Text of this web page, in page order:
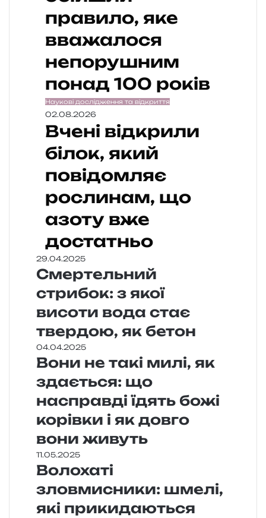
правило, яке
вважалося
непорушним
понад 100 років
Наукові дослідження та відкриття
02.08.2026
Вчені відкрили
білок, який
повідомляє
рослинам, що
азоту вже
достатньо
29.04.2025
Смертельний
стрибок: з якої
висоти вода стає
твердою, як бетон
04.04.2025
Вони не такі милі, як
здається: що
насправді їдять божі
корівки і як довго
вони живуть
11.05.2025
Волохаті
зловмисники: шмелі,
які прикидаються